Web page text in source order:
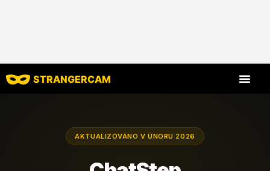
STRANGERCAM
AKTUALIZOVÁNO V ÚNORU 2026